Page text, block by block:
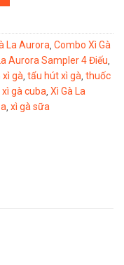
La Aurora, Combo Xì Gà
Aurora Sampler 4 Điếu,
xì gà, tẩu hút xì gà, thuốc
xì gà cuba, Xì Gà La
, xì gà sữa